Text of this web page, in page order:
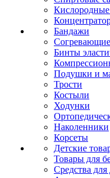
Бандажи
Согревающие
Бинты
Подушки и
Трости
Костыли
Ходунки
Наколенники
Корсеты
Детские
Товары для
Средства